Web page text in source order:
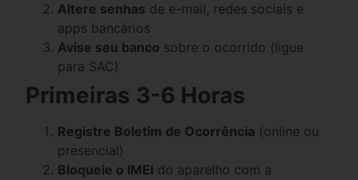
Altere senhas de e-mail, redes sociais e
apps bancários
Avise seu banco sobre o ocorrido (ligue
para SAC)
Primeiras 3-6 Horas
Registre Boletim de Ocorrência (online ou
presencial)
Bloqueie o IMEI do aparelho com a